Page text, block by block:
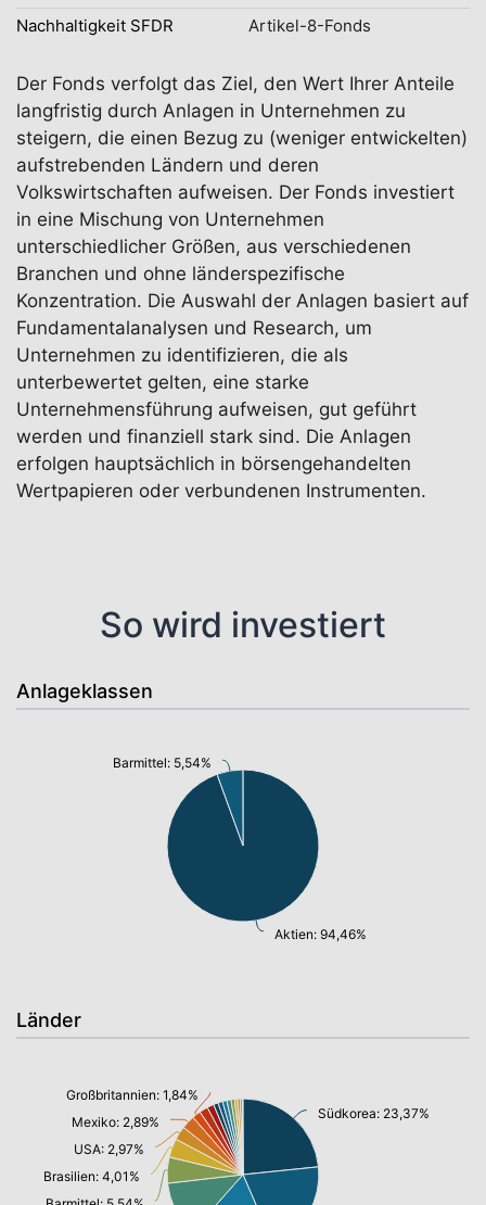
Nachhaltigkeit SFDR Artikel-8-Fonds
Der Fonds verfolgt das Ziel, den Wert Ihrer Anteile
langfristig durch Anlagen in Unternehmen zu
steigern, die einen Bezug zu (weniger entwickelten)
aufstrebenden Ländern und deren
Volkswirtschaften aufweisen. Der Fonds investiert
in eine Mischung von Unternehmen
unterschiedlicher Größen, aus verschiedenen
Branchen und ohne länderspezifische
Konzentration. Die Auswahl der Anlagen basiert auf
Fundamentalanalysen und Research, um
Unternehmen zu identifizieren, die als
unterbewertet gelten, eine starke
Unternehmensführung aufweisen, gut geführt
werden und finanziell stark sind. Die Anlagen
erfolgen hauptsächlich in börsengehandelten
Wertpapieren oder verbundenen Instrumenten.
So wird investiert
Anlageklassen
Aktien: 94,46%
Barmittel: 5,54%
Länder
Südkorea: 23,37%
Brasilien: 4,01%
USA: 2,97%
Mexiko: 2,89%
Großbritannien: 1,84%